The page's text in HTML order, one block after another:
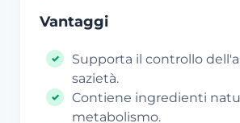
Vantaggi
Supporta il controllo
sazietà.
Contiene ingredienti
metabolismo.